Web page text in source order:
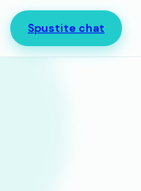
Spustite chat